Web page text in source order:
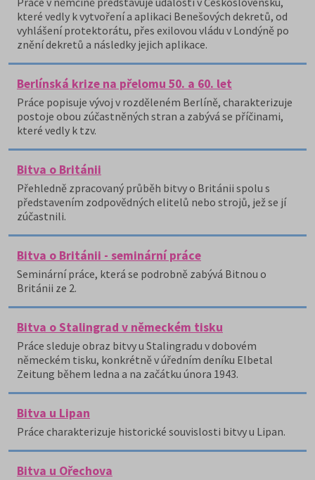
které vedly k vytvoření a aplikaci Benešových dekretů, od
vyhlášení protektorátu, přes exilovou vládu v Londýně po
znění dekretů a následky jejich aplikace.
Berlínská krize na přelomu 50. a 60. let
Práce popisuje vývoj v rozděleném Berlíně, charakterizuje
postoje obou zúčastněných stran a zabývá se příčinami,
které vedly k tzv.
Bitva o Británii
Přehledně zpracovaný průběh bitvy o Británii spolu s
představením zodpovědných elitelů nebo strojů, jež se jí
zúčastnili.
Bitva o Británii - seminární práce
Seminární práce, která se podrobně zabývá Bitnou o
Británii ze 2.
Bitva o Stalingrad v německém tisku
Práce sleduje obraz bitvy u Stalingradu v dobovém
německém tisku, konkrétně v úředním deníku Elbetal
Zeitung během ledna a na začátku února 1943.
Bitva u Lipan
Práce charakterizuje historické souvislosti bitvy u Lipan.
Bitva u Ořechova